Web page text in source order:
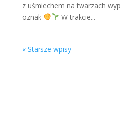
z uśmiechem na twarzach
oznak
W trakcie...
« Starsze wpisy